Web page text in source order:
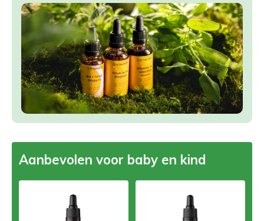
Aanbevolen voor baby en kind